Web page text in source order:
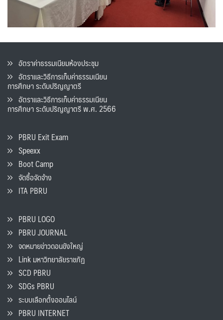
อัตราค่าธรรมเนียมห้องประชุม
อัตราและวิธีการเก็บค่าธรรมเนียน
การศึกษา ระดับปริญญาตรี
อัตราและวิธีการเก็บค่าธรรมเนียน
การศึกษา ระดับปริญญาตรี พ.ศ. 2566
PBRU Exit Exam
Speexx
Boot Camp
จัดซื้อจัดจ้าง
ITA PBRU
PBRU LOGO
PBRU JOURNAL
จดหมายข่าวดอนขังใหญ่
Link มหาวิทยาลัยราชภัฏ
SCD PBRU
SDGs PBRU
ระบบเลือกตั้งออนไลน์
PBRU INTERNET